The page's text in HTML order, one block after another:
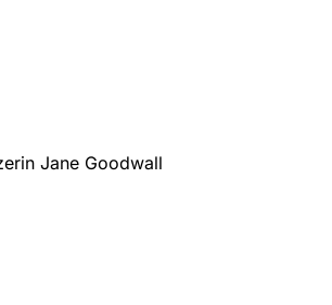
Jane Goodwall